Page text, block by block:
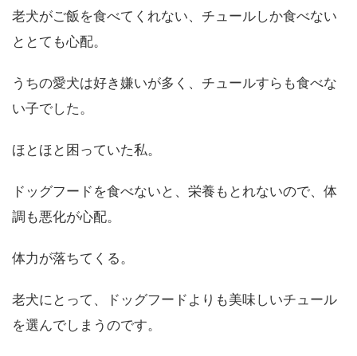
老犬がご飯を食べてくれない、チュールしか食べない
ととても心配。
うちの愛犬は好き嫌いが多く、チュールすらも食べな
い子でした。
ほとほと困っていた私。
ドッグフードを食べないと、栄養もとれないので、体
調も悪化が心配。
体力が落ちてくる。
老犬にとって、ドッグフードよりも美味しいチュール
を選んでしまうのです。